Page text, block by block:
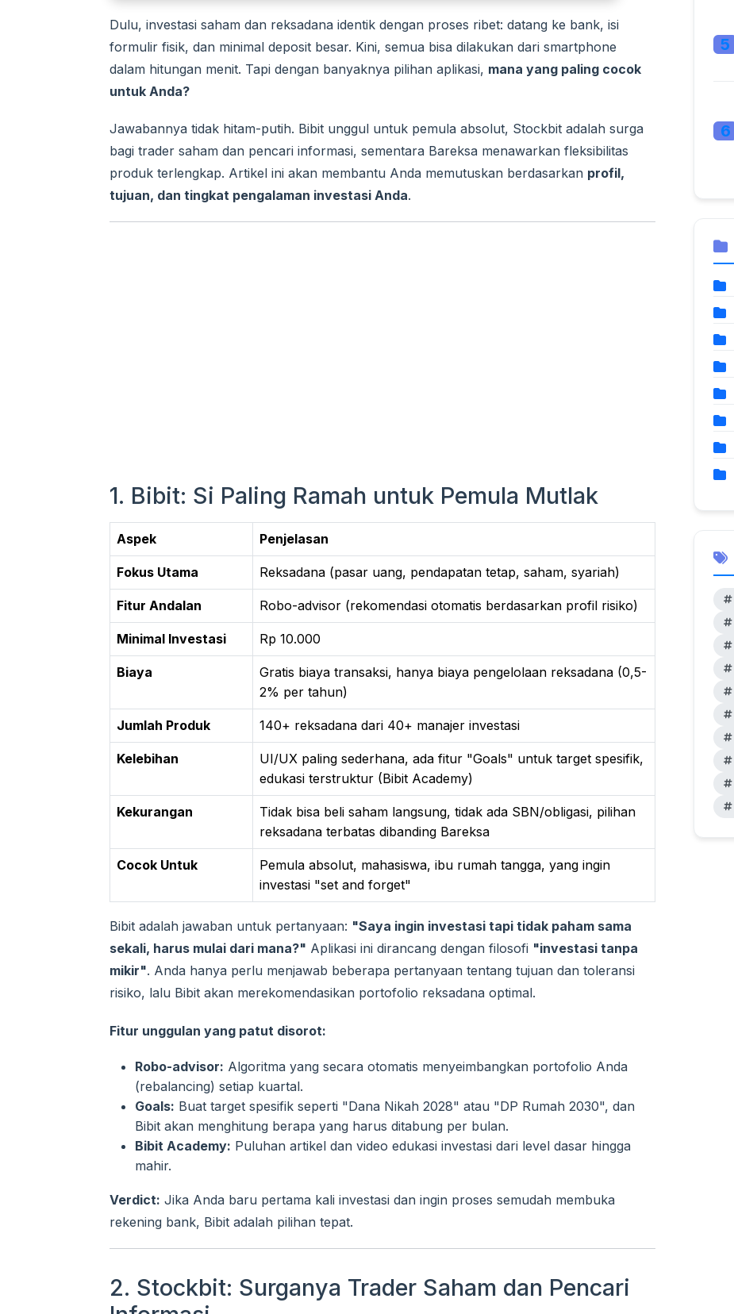
Dulu, investasi saham dan reksadana identik dengan proses ribet: datang ke bank, isi
formulir fisik, dan minimal deposit besar. Kini, semua bisa dilakukan dari smartphone
dalam hitungan menit. Tapi dengan banyaknya pilihan aplikasi, mana yang paling cocok
untuk Anda?
Jawabannya tidak hitam-putih. Bibit unggul untuk pemula absolut, Stockbit adalah surga
bagi trader saham dan pencari informasi, sementara Bareksa menawarkan fleksibilitas
produk terlengkap. Artikel ini akan membantu Anda memutuskan berdasarkan profil,
tujuan, dan tingkat pengalaman investasi Anda.
1. Bibit: Si Paling Ramah untuk Pemula Mutlak
Aspek Penjelasan
Fokus Utama Reksadana (pasar uang, pendapatan tetap, saham, syariah)
Fitur Andalan Robo-advisor (rekomendasi otomatis berdasarkan profil risiko)
Minimal Investasi Rp 10.000
Biaya
Gratis biaya transaksi, hanya biaya pengelolaan reksadana (0,5-
2% per tahun)
Jumlah Produk 140+ reksadana dari 40+ manajer investasi
Kelebihan
UI/UX paling sederhana, ada fitur "Goals" untuk target spesifik,
edukasi terstruktur (Bibit Academy)
Kekurangan
Tidak bisa beli saham langsung, tidak ada SBN/obligasi, pilihan
reksadana terbatas dibanding Bareksa
Cocok Untuk
Pemula absolut, mahasiswa, ibu rumah tangga, yang ingin
investasi "set and forget"
Bibit adalah jawaban untuk pertanyaan: "Saya ingin investasi tapi tidak paham sama
sekali, harus mulai dari mana?" Aplikasi ini dirancang dengan filosofi "investasi tanpa
mikir". Anda hanya perlu menjawab beberapa pertanyaan tentang tujuan dan toleransi
risiko, lalu Bibit akan merekomendasikan portofolio reksadana optimal.
Fitur unggulan yang patut disorot:
Robo-advisor: Algoritma yang secara otomatis menyeimbangkan portofolio Anda
(rebalancing) setiap kuartal.
Goals: Buat target spesifik seperti "Dana Nikah 2028" atau "DP Rumah 2030", dan
Bibit akan menghitung berapa yang harus ditabung per bulan.
Bibit Academy: Puluhan artikel dan video edukasi investasi dari level dasar hingga
mahir.
Verdict: Jika Anda baru pertama kali investasi dan ingin proses semudah membuka
rekening bank, Bibit adalah pilihan tepat.
2. Stockbit: Surganya Trader Saham dan Pencari
5
6